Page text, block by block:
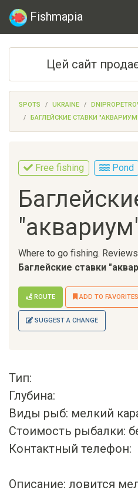
Fishmapia
Цей сайт
SPOTS UKRAINE
БАГЛЕЙСКИЕ СТАВКИ
Free fishing Pond
Where to go fishing.
Баглейские ставки
ROUTE ADD TO FAVORITES
SUGGEST A CHANGE
Тип:
Глубина:
Виды рыб: мелкий
Стоимость рыбалки:
Контактный телефон:
Описание: ловится